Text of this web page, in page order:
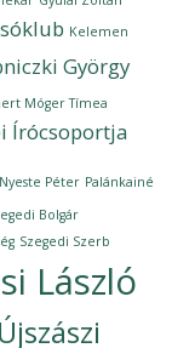
Kelemen
György
Móger Tímea
Írócsoportja
Nyeste Péter Palánkainé
Bolgár
Szegedi Szerb
László
Újszászi